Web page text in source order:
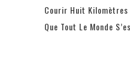
Courir Huit Kilomètres
Que Tout Le Monde